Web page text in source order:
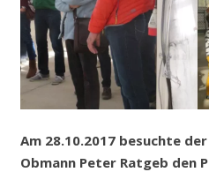
Am 28.10.2017 besuchte
Obmann Peter Ratgeb den